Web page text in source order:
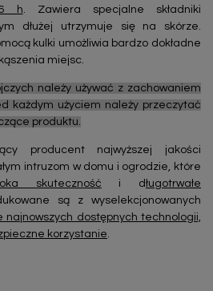
h. Zawiera specjalne składniki
dłużej utrzymuje się na skórze.
kulki umożliwia bardzo dokładne
miejsc.
należy używać z zachowaniem
każdym użyciem należy przeczytać
produktu.
producent najwyższej jakości
intruzom w domu i ogrodzie, które
skuteczność i długotrwałe
są z wyselekcjonowanych
najnowszych dostępnych technologii,
korzystanie.